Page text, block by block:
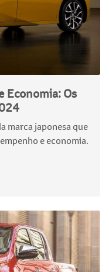
Economia: Os
marca japonesa que
e economia.